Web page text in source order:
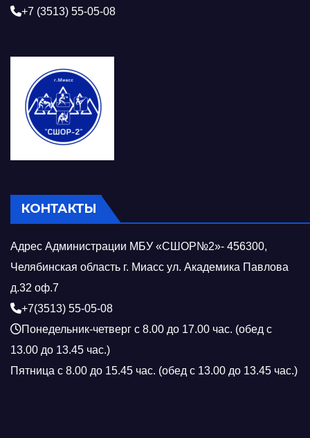
+7 (3513) 55-05-08
КОНТАКТЫ
Адрес Администрации МБУ «СШОР№2»- 456300,
Челябинская область г. Миасс ул. Академика Павлова
д.32 оф.7
+7(3513) 55-05-08
Понедельник-четверг с 8.00 до 17.00 час. (обед с
13.00 до 13.45 час.)
Пятница с 8.00 до 15.45 час. (обед с 13.00 до 13.45 час.)